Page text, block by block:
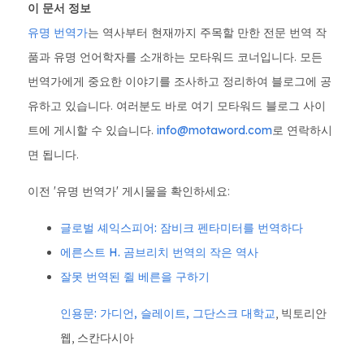
이 문서 정보
유명 번역가는 역사부터 현재까지 주목할 만한 전문 번역 작
품과 유명 언어학자를 소개하는 모타워드 코너입니다. 모든
번역가에게 중요한 이야기를 조사하고 정리하여 블로그에 공
유하고 있습니다. 여러분도 바로 여기 모타워드 블로그 사이
트에 게시할 수 있습니다. info@motaword.com로 연락하시
면 됩니다.
이전 '유명 번역가' 게시물을 확인하세요:
글로벌 셰익스피어: 잠비크 펜타미터를 번역하다
에른스트 H. 곰브리치 번역의 작은 역사
잘못 번역된 쥘 베른을 구하기
인용문: 가디언, 슬레이트, 그단스크 대학교, 빅토리안
웹, 스칸다시아